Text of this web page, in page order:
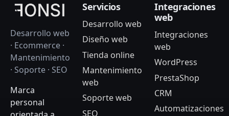
Desarrollo web
· Ecommerce ·
Mantenimiento
· Soporte · SEO
Marca
personal
Servicios
Desarrollo web
Diseño web
Tienda online
Mantenimiento
web
Soporte web
SEO
Integraciones
web
Integraciones
web
WordPress
PrestaShop
CRM
Automatizaciones